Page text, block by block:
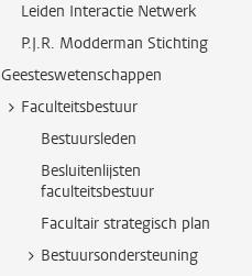
Leiden Interactie Netwerk
P.J.R. Modderman Stichting
Geesteswetenschappen
Faculteitsbestuur
Bestuursleden
Besluitenlijsten
faculteitsbestuur
Facultair strategisch plan
Bestuursondersteuning